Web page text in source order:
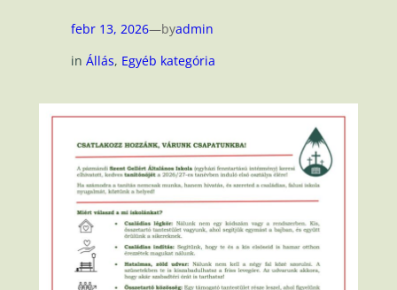
febr 13, 2026—byadmin
in Állás, Egyéb kategória